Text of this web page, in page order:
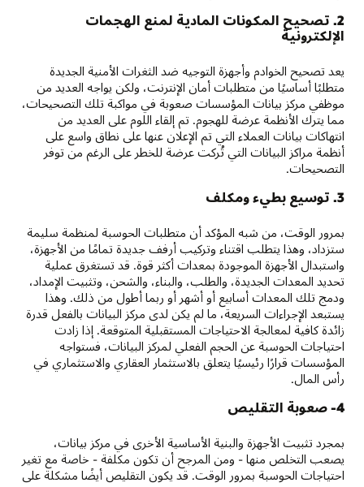
2. تصحيح المكونات المادية لمنع الهجمات
الإلكترونية
يعد تصحيح الخوادم وأجهزة التوجيه ضد الثغرات الأمنية الجديدة
متطلبًا أساسيًا من متطلبات أمان الإنترنت، ولكن يواجه العديد من
موظفي مركز بيانات المؤسسات صعوبة في مواكبة تلك التصحيحات،
مما يترك الأنظمة عرضة للهجوم. تم إلقاء اللوم على العديد من
انتهاكات بيانات العملاء التي تم الإعلان عنها على نطاق واسع على
أنظمة مراكز البيانات التي تُركت عرضة للخطر على الرغم من توفر
التصحيحات.
3. توسيع بطيء ومكلف
بمرور الوقت، من شبه المؤكد أن متطلبات الحوسبة لمنظمة سليمة
ستزداد، وهذا يتطلب اقتناء وتركيب أرفف جديدة تمامًا من الأجهزة،
واستبدال الأجهزة الموجودة بمعدات أكثر قوة. قد تستغرق عملية
تحديد المعدات الجديدة، والطلب، والبناء، والشحن، وتثبيت الإمداد،
ودمج تلك المعدات أسابيع أو أشهر أو ربما أطول من ذلك. وهذا
يستبعد الإجراءات السريعة، ما لم يكن لدى مركز البيانات بالفعل قدرة
زائدة كافية لمعالجة الاحتياجات المستقبلية المتوقعة. إذا زادت
احتياجات الحوسبة عن الحجم الفعلي لمركز البيانات، فستواجه
المؤسسات قرارًا رئيسيًا يتعلق بالاستثمار العقاري والاستثماري في
رأس المال.
4- صعوبة التقليص
بمجرد تثبيت الأجهزة والبنية الأساسية الأخرى في مركز بيانات،
يصعب التخلص منها - ومن المرجح أن تكون مكلفة - خاصة مع تغير
احتياجات الحوسبة بمرور الوقت. قد يكون التقليص أيضًا مشكلة على